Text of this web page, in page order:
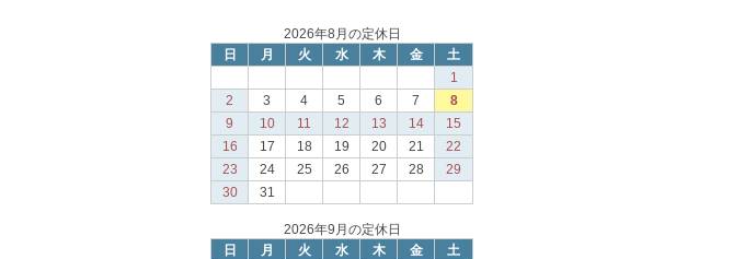
2026年8月の定休日
日
月 火 水 木 金
土
1
2
3 4 5 6 7
8
9
10 11 12 13 14
15
16
17 18 19 20 21
22
23
24 25 26 27 28
29
30
31
2026年9月の定休日
日
月 火 水 木 金
土